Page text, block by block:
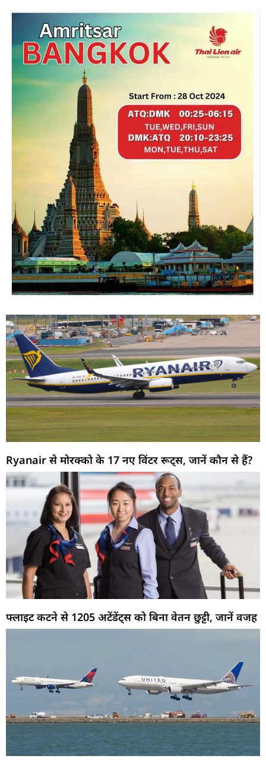
Ryanair से मोरक्को के 17 नए विंटर रूट्स, जानें कौन से हैं?
फ्लाइट कटने से 1205 अटेंडेंट्स को बिना वेतन छुट्टी, जानें वजह